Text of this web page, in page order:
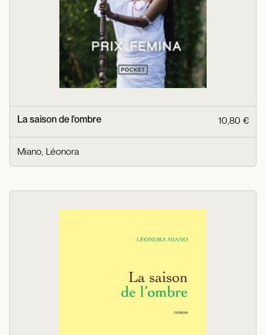
La saison de l'ombre 10,80 €
Miano, Léonora